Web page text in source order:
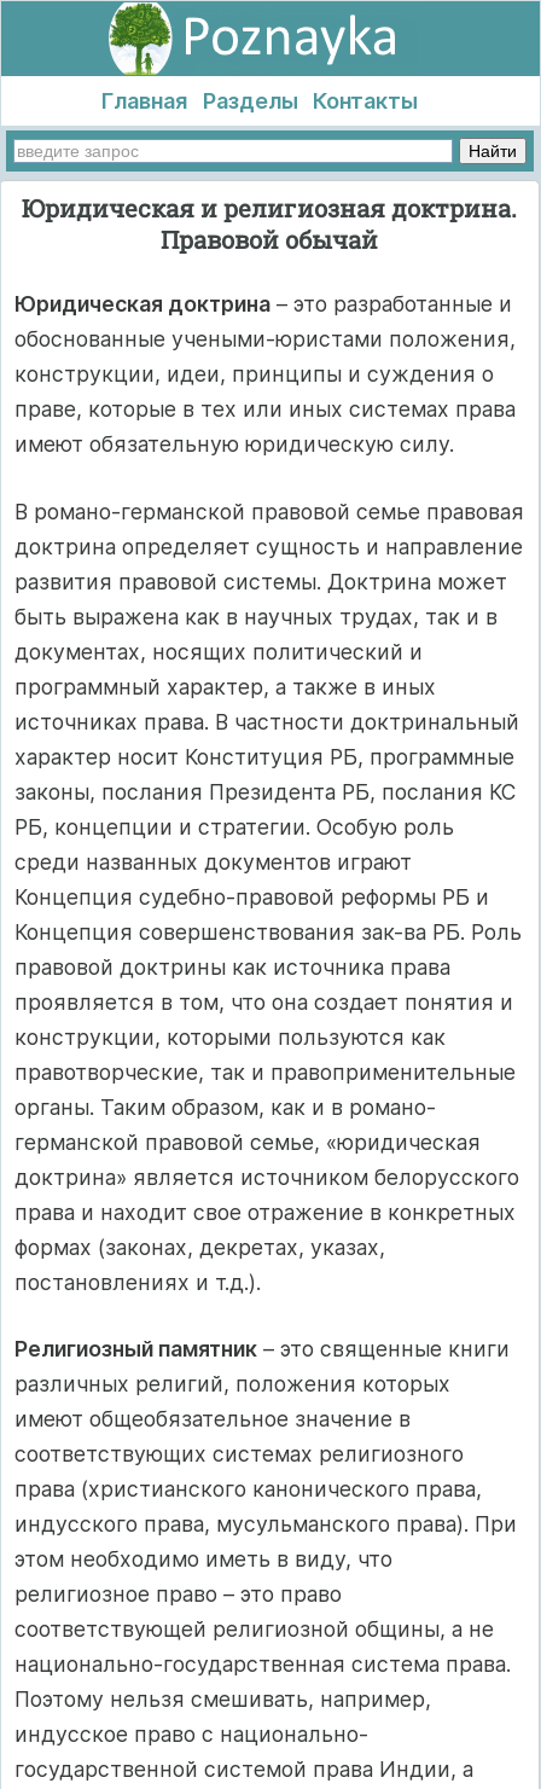
Главная Разделы Контакты
Юридическая и религиозная доктрина.
Правовой обычай
Юридическая доктрина – это разработанные и
обоснованные учеными-юристами положения,
конструкции, идеи, принципы и суждения о
праве, которые в тех или иных системах права
имеют обязательную юридическую силу.
В романо-германской правовой семье правовая
доктрина определяет сущность и направление
развития правовой системы. Доктрина может
быть выражена как в научных трудах, так и в
документах, носящих политический и
программный характер, а также в иных
источниках права. В частности доктринальный
характер носит Конституция РБ, программные
законы, послания Президента РБ, послания КС
РБ, концепции и стратегии. Особую роль
среди названных документов играют
Концепция судебно-правовой реформы РБ и
Концепция совершенствования зак-ва РБ. Роль
правовой доктрины как источника права
проявляется в том, что она создает понятия и
конструкции, которыми пользуются как
правотворческие, так и правоприменительные
органы. Таким образом, как и в романо-
германской правовой семье, «юридическая
доктрина» является источником белорусского
права и находит свое отражение в конкретных
формах (законах, декретах, указах,
постановлениях и т.д.).
Религиозный памятник – это священные книги
различных религий, положения которых
имеют общеобязательное значение в
соответствующих системах религиозного
права (христианского канонического права,
индусского права, мусульманского права). При
этом необходимо иметь в виду, что
религиозное право – это право
соответствующей религиозной общины, а не
национально-государственная система права.
Поэтому нельзя смешивать, например,
индусское право с национально-
государственной системой права Индии, а